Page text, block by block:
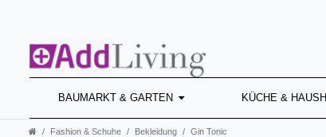
BAUMARKT & GARTEN KÜCHE &
Fashion & Schuhe Bekleidung Gin Tonic